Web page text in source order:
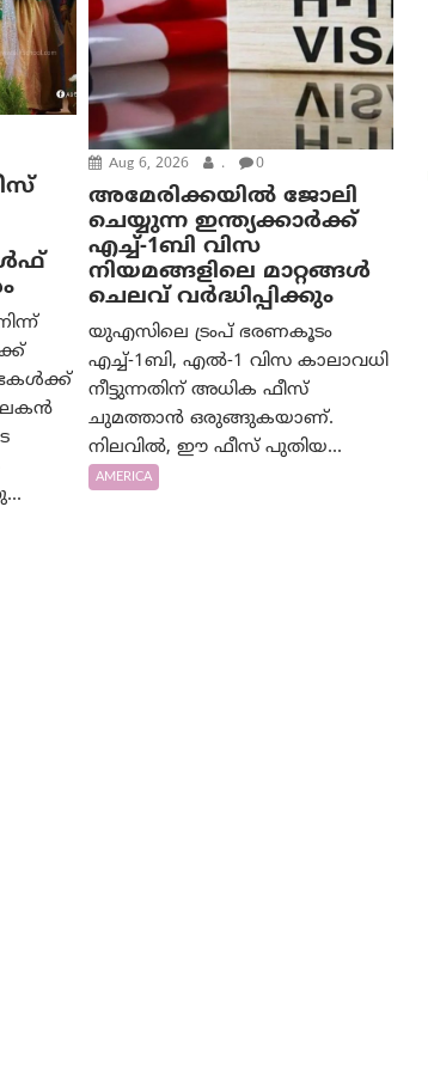
Aug 6, 2026 . 0
അമേരിക്കയില്‍ ജോലി
ചെയ്യുന്ന ഇന്ത്യക്കാർക്ക്
എച്ച്-1ബി വിസ
നിയമങ്ങളിലെ മാറ്റങ്ങൾ
ചെലവ് വർദ്ധിപ്പിക്കും
യുഎസിലെ ട്രംപ് ഭരണകൂടം
എച്ച്-1ബി, എൽ-1 വിസ കാലാവധി
നീട്ടുന്നതിന് അധിക ഫീസ്
ചുമത്താൻ ഒരുങ്ങുകയാണ്.
നിലവിൽ, ഈ ഫീസ് പുതിയ...
AMERICA